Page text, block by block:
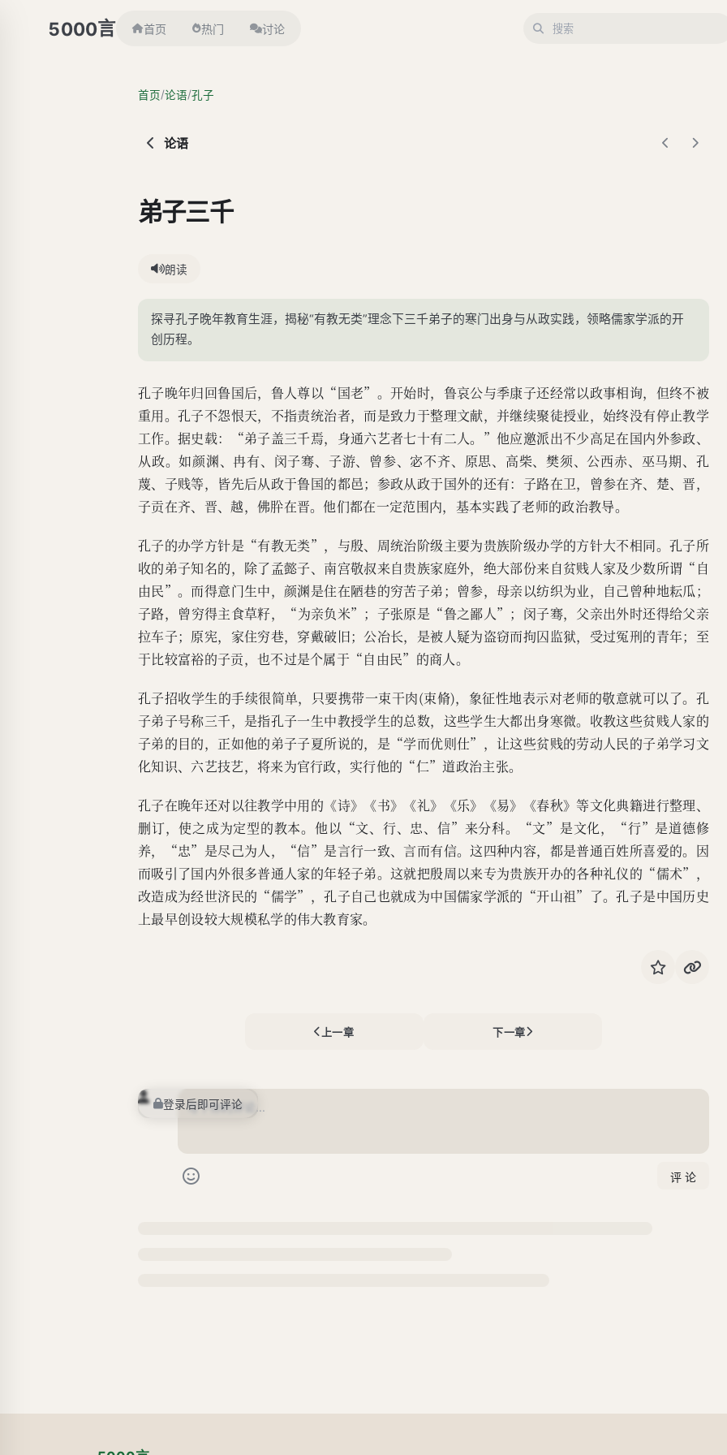
5000言 首页 热门 讨论
首页/论语/孔子
论语
弟子三千
朗读
探寻孔子晚年教育生涯，揭秘“有教无类”理念下三千弟子的寒门出身与从政实践，领略儒家学派的开
创历程。
孔子晚年归回鲁国后，鲁人尊以“国老”。开始时，鲁哀公与季康子还经常以政事相询，但终不被
重用。孔子不怨恨天，不指责统治者，而是致力于整理文献，并继续聚徒授业，始终没有停止教学
工作。据史载：“弟子盖三千焉，身通六艺者七十有二人。”他应邀派出不少高足在国内外参政、
从政。如颜渊、冉有、闵子骞、子游、曾参、宓不齐、原思、高柴、樊须、公西赤、巫马期、孔
蔑、子贱等，皆先后从政于鲁国的都邑；参政从政于国外的还有：子路在卫，曾参在齐、楚、晋，
子贡在齐、晋、越，佛肸在晋。他们都在一定范围内，基本实践了老师的政治教导。
孔子的办学方针是“有教无类”，与殷、周统治阶级主要为贵族阶级办学的方针大不相同。孔子所
收的弟子知名的，除了孟懿子、南宫敬叔来自贵族家庭外，绝大部份来自贫贱人家及少数所谓“自
由民”。而得意门生中，颜渊是住在陋巷的穷苦子弟；曾参，母亲以纺织为业，自己曾种地耘瓜；
子路，曾穷得主食草籽，“为亲负米”；子张原是“鲁之鄙人”；闵子骞，父亲出外时还得给父亲
拉车子；原宪，家住穷巷，穿戴破旧；公冶长，是被人疑为盗窃而拘囚监狱，受过冤刑的青年；至
于比较富裕的子贡，也不过是个属于“自由民”的商人。
孔子招收学生的手续很简单，只要携带一束干肉(束脩)，象征性地表示对老师的敬意就可以了。孔
子弟子号称三千，是指孔子一生中教授学生的总数，这些学生大都出身寒微。收教这些贫贱人家的
子弟的目的，正如他的弟子子夏所说的，是“学而优则仕”，让这些贫贱的劳动人民的子弟学习文
化知识、六艺技艺，将来为官行政，实行他的“仁”道政治主张。
孔子在晚年还对以往教学中用的《诗》《书》《礼》《乐》《易》《春秋》等文化典籍进行整理、
删订，使之成为定型的教本。他以“文、行、忠、信”来分科。“文”是文化，“行”是道德修
养，“忠”是尽己为人，“信”是言行一致、言而有信。这四种内容，都是普通百姓所喜爱的。因
而吸引了国内外很多普通人家的年轻子弟。这就把殷周以来专为贵族开办的各种礼仪的“儒术”，
改造成为经世济民的“儒学”，孔子自己也就成为中国儒家学派的“开山祖”了。孔子是中国历史
上最早创设较大规模私学的伟大教育家。
上一章 下一章
登录后即可评论